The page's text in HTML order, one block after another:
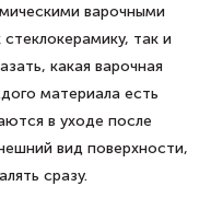
варочными
так и
какая варочная
материала есть
в уходе после
вид поверхности,
сразу.